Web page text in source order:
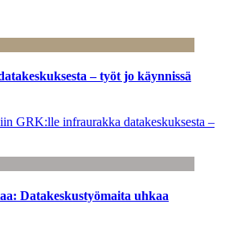
– työt jo käynnissä
GRK:lle infraurakka datakeskuksesta –
Datakeskustyömaita uhkaa